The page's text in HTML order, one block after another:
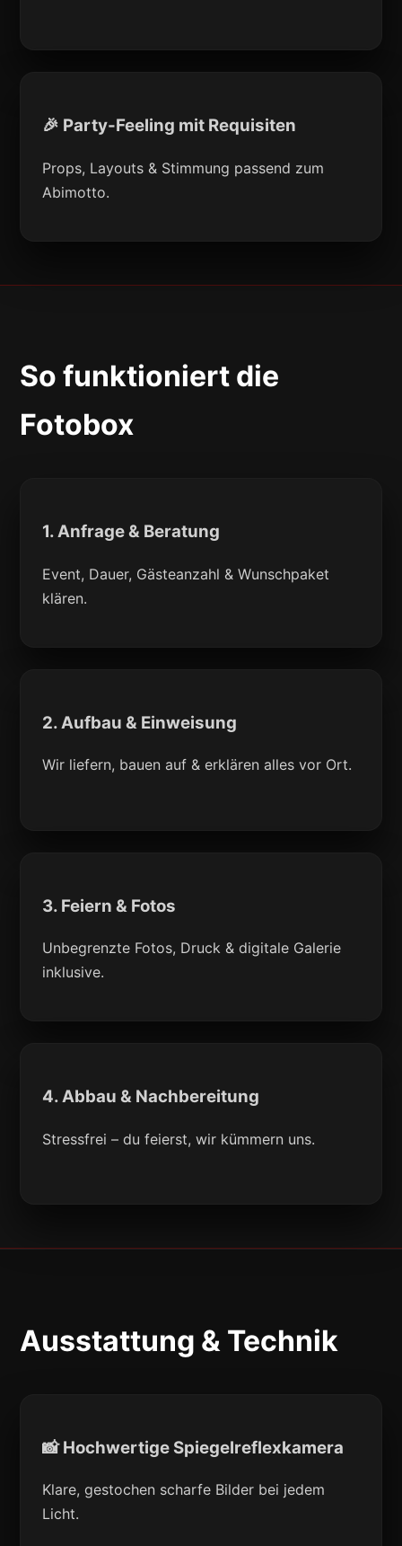
🎉 Party-Feeling mit Requisiten
Props, Layouts & Stimmung passend zum
Abimotto.
So funktioniert die
Fotobox
1. Anfrage & Beratung
Event, Dauer, Gästeanzahl & Wunschpaket
klären.
2. Aufbau & Einweisung
Wir liefern, bauen auf & erklären alles vor Ort.
3. Feiern & Fotos
Unbegrenzte Fotos, Druck & digitale Galerie
inklusive.
4. Abbau & Nachbereitung
Stressfrei – du feierst, wir kümmern uns.
Ausstattung & Technik
📸 Hochwertige Spiegelreflexkamera
Klare, gestochen scharfe Bilder bei jedem
Licht.